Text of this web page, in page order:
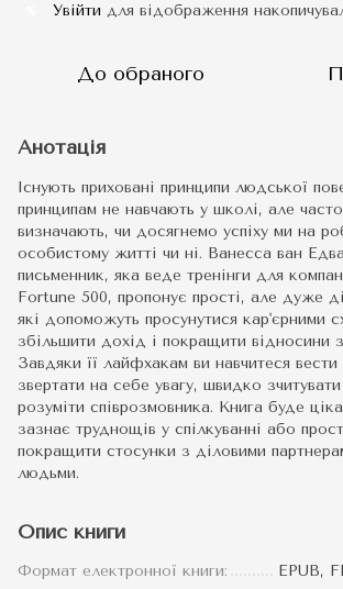
Увійти для відображення
До обраного
Анотація
Існують приховані принципи людської
принципам не навчають у школі, але
визначають, чи досягнемо успіху ми на
особистому житті чи ні. Ванесса ван
письменник, яка веде тренінги для
Fortune 500, пропонує прості, але дуже
які допоможуть просунутися кар'єрними
збільшити дохід і покращити відносини
Завдяки її лайфхакам ви навчитеся
звертати на себе увагу, швидко
розуміти співрозмовника. Книга буде
зазнає труднощів у спілкуванні або
покращити стосунки з діловими
людьми.
Опис книги
Формат електронної книги: EPUB,